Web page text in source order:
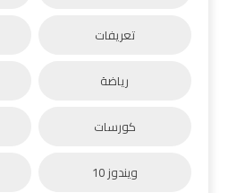
تعريفات
رياضة
كورسات
ويندوز 10